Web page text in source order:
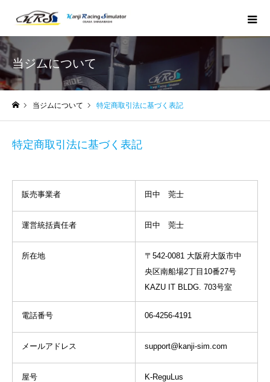
当ジムについて
当ジムについて 特定商取引法に基づく表記
特定商取引法に基づく表記
販売事業者 田中 莞士
運営統括責任者 田中 莞士
所在地
〒542-0081 大阪府大阪市中
央区南船場2丁目10番27号
KAZU IT BLDG. 703号室
電話番号 06-4256-4191
メールアドレス support@kanji-sim.com
屋号 K-ReguLus